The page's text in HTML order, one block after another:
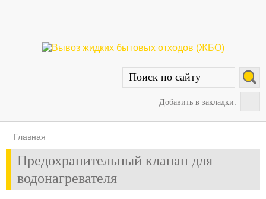
Добавить в закладки:
Главная
Предохранительный клапан для
водонагревателя